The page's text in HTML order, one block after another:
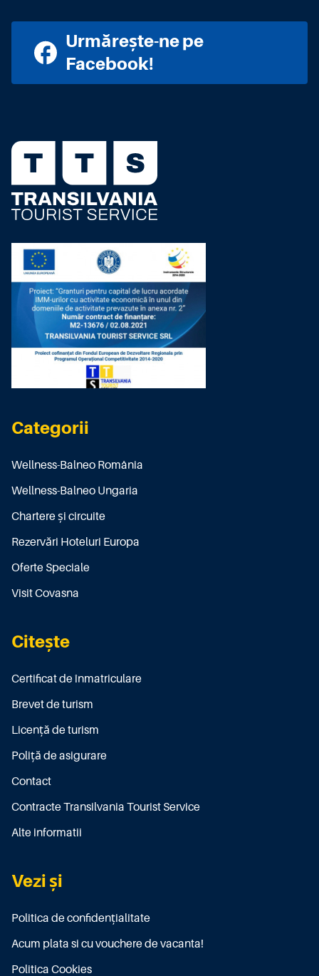
Urmărește-ne pe
Facebook!
Categorii
Wellness-Balneo România
Wellness-Balneo Ungaria
Chartere și circuite
Rezervări Hoteluri Europa
Oferte Speciale
Visit Covasna
Citește
Certificat de înmatriculare
Brevet de turism
Licenţă de turism
Poliţă de asigurare
Contact
Contracte Transilvania Tourist Service
Alte informatii
Vezi și
Politica de confidențialitate
Acum plata si cu vouchere de vacanta!
Politica Cookies